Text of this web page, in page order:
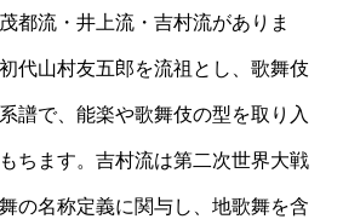
都流・井上流・吉村流がありま
代山村友五郎を流祖とし、歌舞伎
譜で、能楽や歌舞伎の型を取り入
ちます。吉村流は第二次世界大戦
の名称定義に関与し、地歌舞を含